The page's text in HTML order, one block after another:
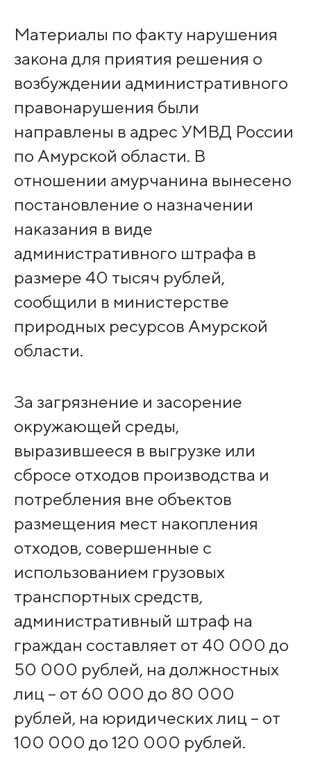
Материалы по факту нарушения
закона для приятия решения о
возбуждении административного
правонарушения были
направлены в адрес УМВД России
по Амурской области. В
отношении амурчанина вынесено
постановление о назначении
наказания в виде
административного штрафа в
размере 40 тысяч рублей,
сообщили в министерстве
природных ресурсов Амурской
области.
За загрязнение и засорение
окружающей среды,
выразившееся в выгрузке или
сбросе отходов производства и
потребления вне объектов
размещения мест накопления
отходов, совершенные с
использованием грузовых
транспортных средств,
административный штраф на
граждан составляет от 40 000 до
50 000 рублей, на должностных
лиц – от 60 000 до 80 000
рублей, на юридических лиц – от
100 000 до 120 000 рублей.